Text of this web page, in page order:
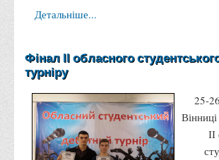
Структура
Адміністрація
Факультети
Обліково-фінансовий
Торгівлі, маркетингу та сфери
Детальніше...
Фінал ІІ обласного
турніру
25-